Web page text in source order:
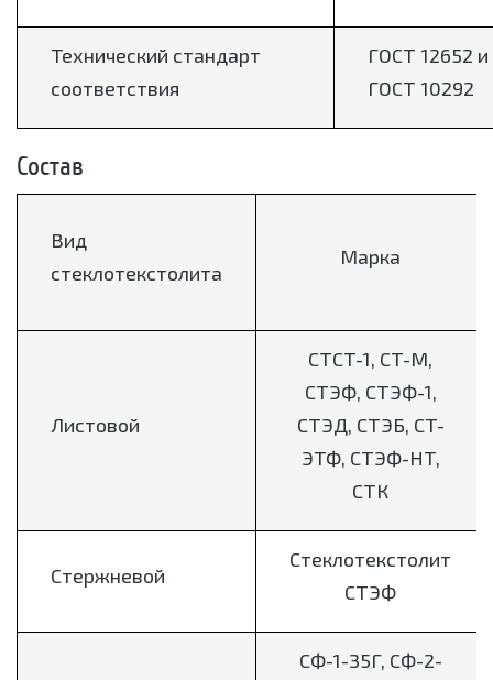
Технический стандарт
соответствия
ГОСТ 12652 и
ГОСТ 10292
Состав
Вид
стеклотекстолита
Марка
Листовой
СТСТ-1, СТ-М,
СТЭФ, СТЭФ-1,
СТЭД, СТЭБ, СТ-
ЭТФ, СТЭФ-НТ,
СТК
Стержневой
Стеклотекстолит
СТЭФ
СФ-1-35Г, СФ-2-